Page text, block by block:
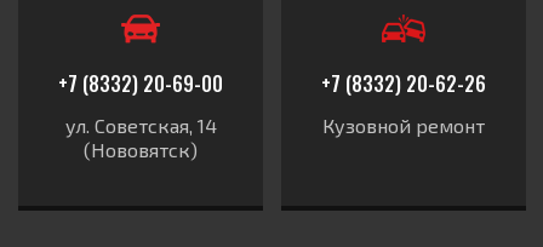
+7 (8332) 20-69-00
ул. Советская, 14
(Нововятск)
+7 (8332) 20-62-26
Кузовной ремонт